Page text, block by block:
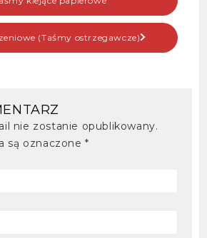
(Taśmy ostrzegawcze)
nie zostanie opublikowany.
są oznaczone*